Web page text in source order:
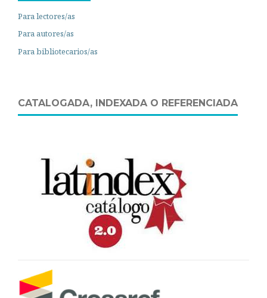
Para lectores/as
Para autores/as
Para bibliotecarios/as
CATALOGADA, INDEXADA O REFERENCIADA